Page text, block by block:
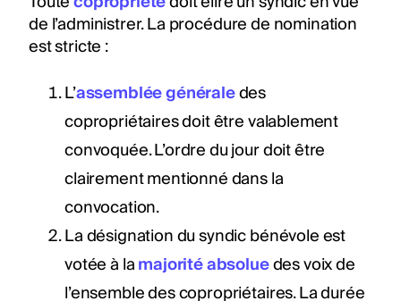
de l’administrer. La procédure de nomination
est stricte :
L’assemblée généraledes
copropriétaires doit être valablement
convoquée. L’ordre du jour doit être
clairement mentionné dans la
convocation.
La désignation du syndic bénévole est
votée à lamajorité absoluedes voix de
l’ensemble des copropriétaires. La durée